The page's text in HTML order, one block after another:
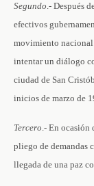
Segundo.- Después
efectivos
movimiento
intentar un diálogo
ciudad de San
inicios de marzo de
Tercero.- En ocasión
pliego de demandas
llegada de una paz